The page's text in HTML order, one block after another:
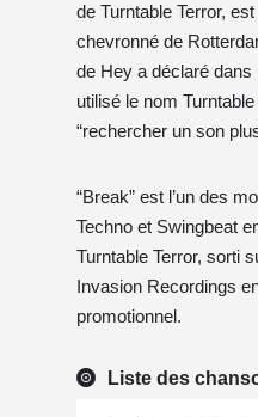
de Turntable Terror,
chevronné de
de Hey a déclaré dans
utilisé le nom
“rechercher un son
“Break” est l’un des
Techno et Swingbeat
Turntable Terror, sorti
Invasion Recordings
promotionnel.
Liste des